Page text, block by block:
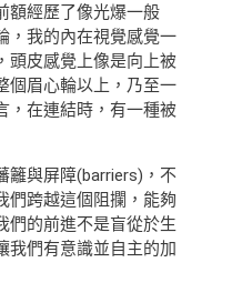
額經歷了像光爆一般
，我的內在視覺感覺一
頭皮感覺上像是向上被
個眉心輪以上，乃至一
，在連結時，有一種被
籬與屏障(barriers)，不
們跨越這個阻攔，能夠
們的前進不是盲從於生
我們有意識並自主的加